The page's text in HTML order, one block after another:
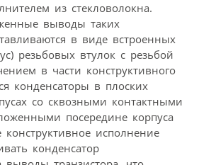
из стекловолокна.
выводы таких
в виде встроенных
резьбовых втулок с резьбой
в части конструктивного
конденсаторы в плоских
со сквозными контактными
посередине корпуса
конструктивное исполнение
конденсатор